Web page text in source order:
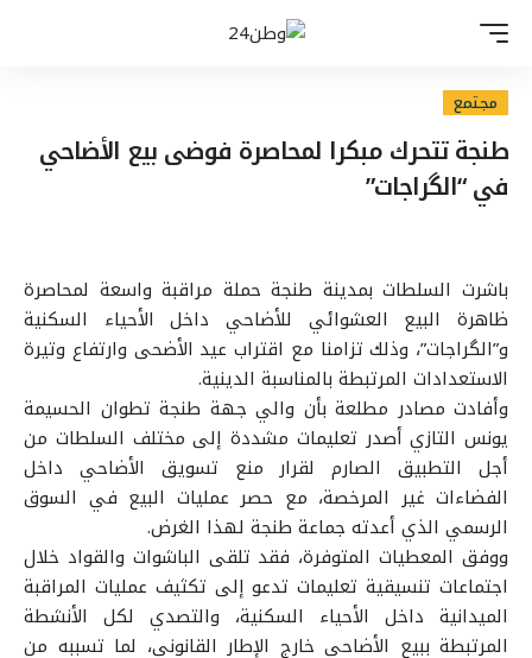
مجتمع
طنجة تتحرك مبكرا لمحاصرة فوضى بيع الأضاحي
في “الگراجات”
باشرت السلطات بمدينة طنجة حملة مراقبة واسعة لمحاصرة
ظاهرة البيع العشوائي للأضاحي داخل الأحياء السكنية
و”الگراجات”، وذلك تزامنا مع اقتراب عيد الأضحى وارتفاع وتيرة
الاستعدادات المرتبطة بالمناسبة الدينية.
وأفادت مصادر مطلعة بأن والي جهة طنجة تطوان الحسيمة
يونس التازي أصدر تعليمات مشددة إلى مختلف السلطات من
أجل التطبيق الصارم لقرار منع تسويق الأضاحي داخل
الفضاءات غير المرخصة، مع حصر عمليات البيع في السوق
الرسمي الذي أعدته جماعة طنجة لهذا الغرض.
ووفق المعطيات المتوفرة، فقد تلقى الباشوات والقواد خلال
اجتماعات تنسيقية تعليمات تدعو إلى تكثيف عمليات المراقبة
الميدانية داخل الأحياء السكنية، والتصدي لكل الأنشطة
المرتبطة ببيع الأضاحي خارج الإطار القانوني، لما تسببه من